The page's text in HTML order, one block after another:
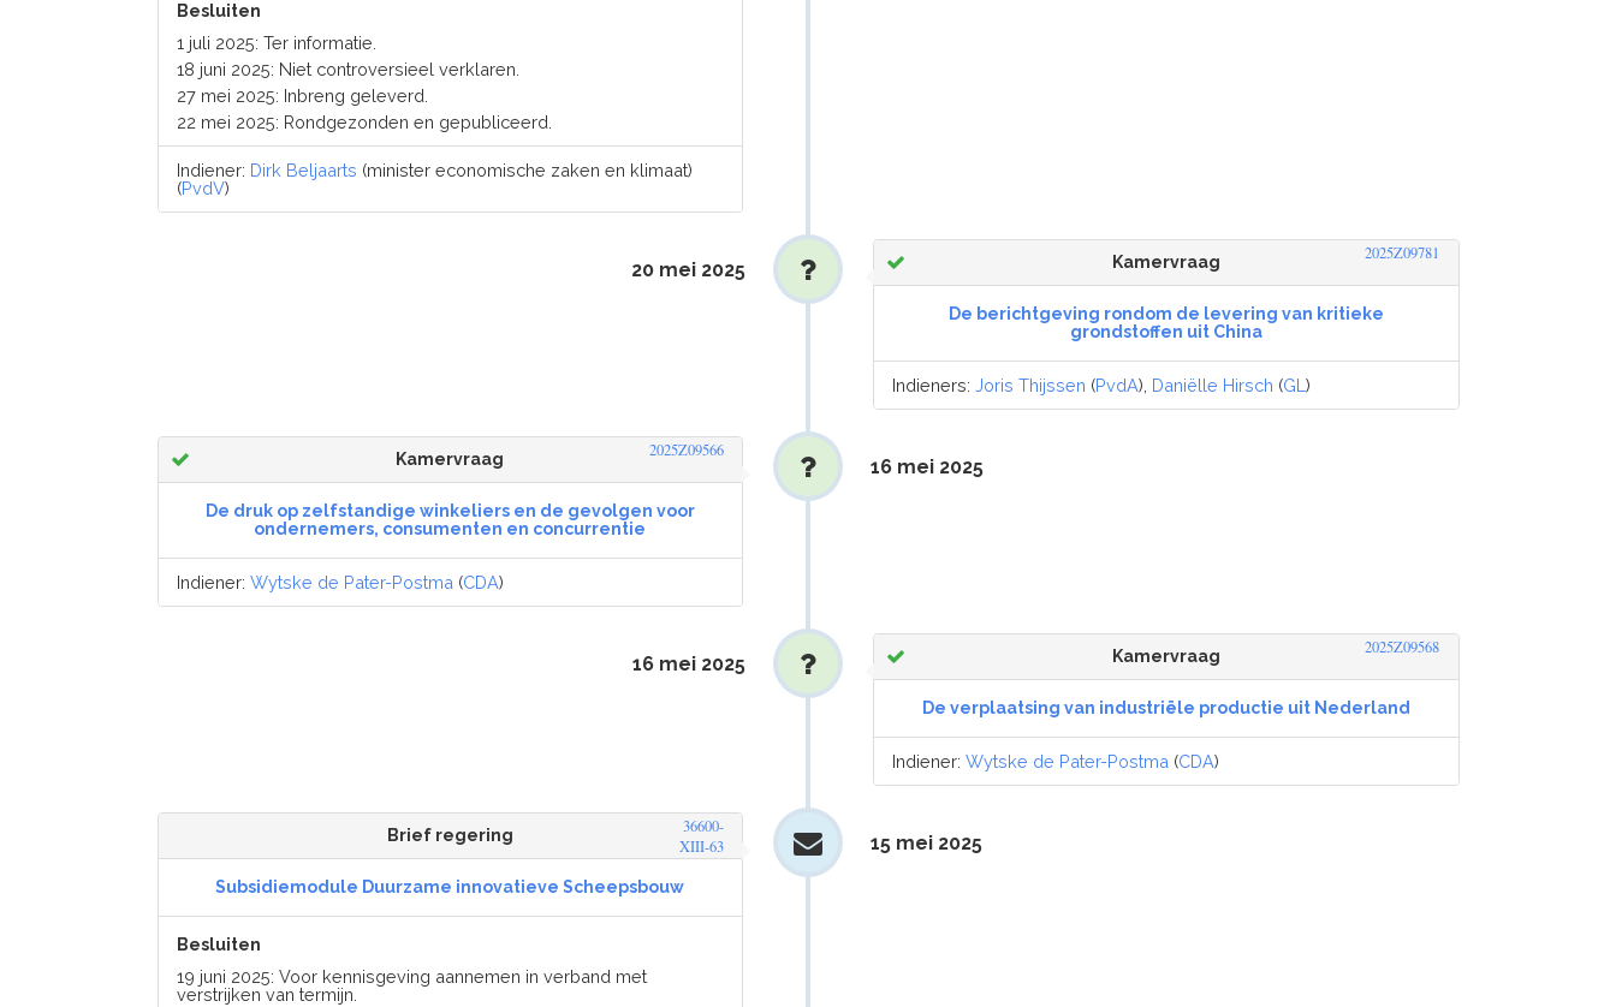
Besluiten
1 juli 2025: Ter informatie.
18 juni 2025: Niet controversieel verklaren.
27 mei 2025: Inbreng geleverd.
22 mei 2025: Rondgezonden en gepubliceerd.
Indiener: Dirk Beljaarts (minister economische zaken en klimaat)
(PvdV)
Kamervraag 2025Z09781
De berichtgeving rondom de levering van kritieke
grondstoffen uit China
Indieners:Joris Thijssen (PvdA), Daniëlle Hirsch (GL)
20 mei 2025
Kamervraag 2025Z09566
De druk op zelfstandige winkeliers en de gevolgen voor
ondernemers, consumenten en concurrentie
Indiener: Wytske de Pater-Postma (CDA)
16 mei 2025
Kamervraag 2025Z09568
De verplaatsing van industriële productie uit Nederland
Indiener:Wytske de Pater-Postma (CDA)
16 mei 2025
Brief regering
36600-
XIII-63
Subsidiemodule Duurzame innovatieve Scheepsbouw
Besluiten
19 juni 2025: Voor kennisgeving aannemen in verband met
verstrijken van termijn.
15 mei 2025